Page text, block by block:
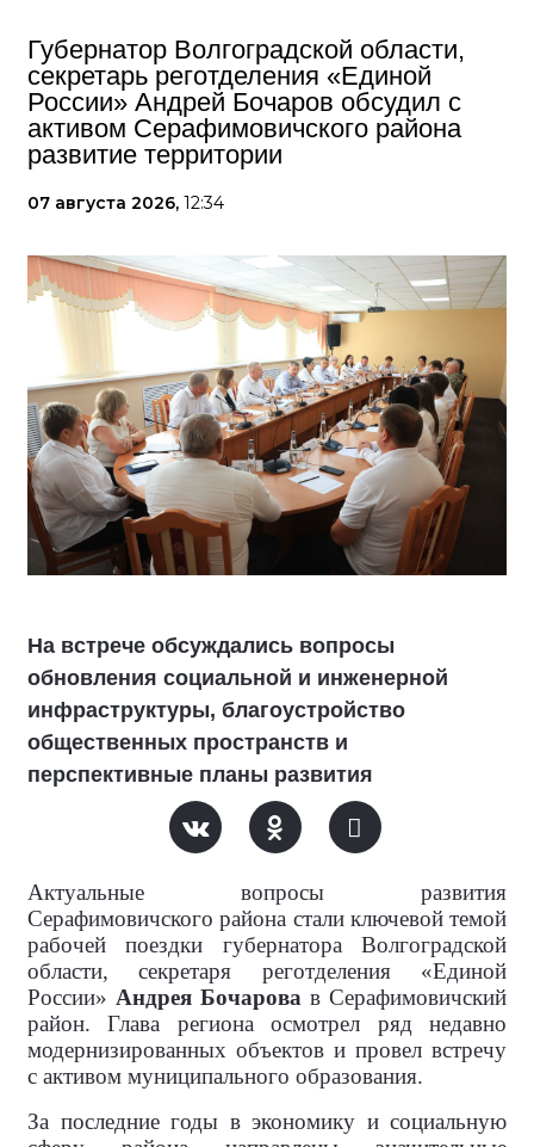
Губернатор Волгоградской области,
секретарь реготделения «Единой
России» Андрей Бочаров обсудил с
активом Серафимовичского района
развитие территории
07 августа 2026, 12:34
На встрече обсуждались вопросы
обновления социальной и инженерной
инфраструктуры, благоустройство
общественных пространств и
перспективные планы развития
Актуальные вопросы развития
Серафимовичского района стали ключевой темой
рабочей поездки губернатора Волгоградской
области, секретаря реготделения «Единой
России» Андрея Бочарова в Серафимовичский
район. Глава региона осмотрел ряд недавно
модернизированных объектов и провел встречу
с активом муниципального образования.
За последние годы в экономику и социальную